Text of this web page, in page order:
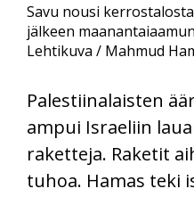
Savu nousi
jälkeen
Lehtikuva / Mahmud
Palestiinalaisten
ampui Israeliin
raketteja. Raketit
tuhoa. Hamas teki